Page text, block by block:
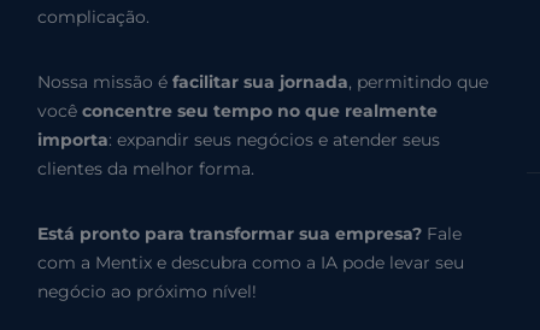
complicação.
Nossa missão éfacilitar sua jornada, permitindo que
vocêconcentre seu tempo no que realmente
importa: expandir seus negócios e atender seus
clientes da melhor forma.
Está pronto para transformar sua empresa? Fale
com a Mentix e descubra como a IA pode levar seu
negócio ao próximo nível!